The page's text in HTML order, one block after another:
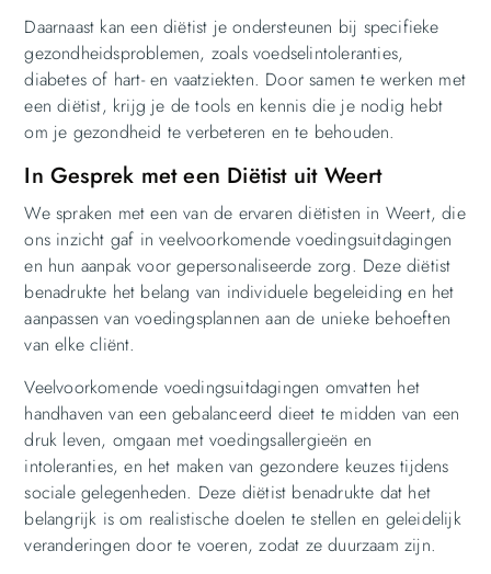
Daarnaast kan een diëtist je ondersteunen bij specifieke
gezondheidsproblemen, zoals voedselintoleranties,
diabetes of hart- en vaatziekten. Door samen te werken met
een diëtist, krijg je de tools en kennis die je nodig hebt
om je gezondheid te verbeteren en te behouden.
In Gesprek met een Diëtist uit Weert
We spraken met een van de ervaren diëtisten in Weert, die
ons inzicht gaf in veelvoorkomende voedingsuitdagingen
en hun aanpak voor gepersonaliseerde zorg. Deze diëtist
benadrukte het belang van individuele begeleiding en het
aanpassen van voedingsplannen aan de unieke behoeften
van elke cliënt.
Veelvoorkomende voedingsuitdagingen omvatten het
handhaven van een gebalanceerd dieet te midden van een
druk leven, omgaan met voedingsallergieën en
intoleranties, en het maken van gezondere keuzes tijdens
sociale gelegenheden. Deze diëtist benadrukte dat het
belangrijk is om realistische doelen te stellen en geleidelijk
veranderingen door te voeren, zodat ze duurzaam zijn.